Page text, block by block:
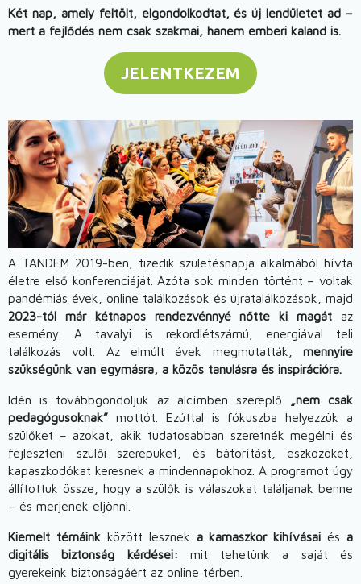
Két nap, amely feltölt, elgondolkodtat, és új lendületet ad –
mert a fejlődés nem csak szakmai, hanem emberi kaland is.
JELENTKEZEM
Image
A TANDEM 2019-ben, tizedik születésnapja alkalmából hívta
életre első konferenciáját. Azóta sok minden történt – voltak
pandémiás évek, online találkozások és újratalálkozások, majd
2023-tól már kétnapos rendezvénnyé nőtte ki magát az
esemény. A tavalyi is rekordlétszámú, energiával teli
találkozás volt. Az elmúlt évek megmutatták, mennyire
szükségünk van egymásra, a közös tanulásra és inspirációra.
Idén is továbbgondoljuk az alcímben szereplő
„nem csak
pedagógusoknak” mottót. Ezúttal is fókuszba helyezzük a
szülőket – azokat, akik tudatosabban szeretnék megélni és
fejleszteni szülői szerepüket, és bátorítást, eszközöket,
kapaszkodókat keresnek a mindennapokhoz. A programot úgy
állítottuk össze, hogy a szülők is válaszokat találjanak benne
– és merjenek eljönni.
Kiemelt témáink között lesznek a kamaszkor kihívásai és a
digitális biztonság kérdései: mit tehetünk a saját és
gyerekeink biztonságáért az online térben.